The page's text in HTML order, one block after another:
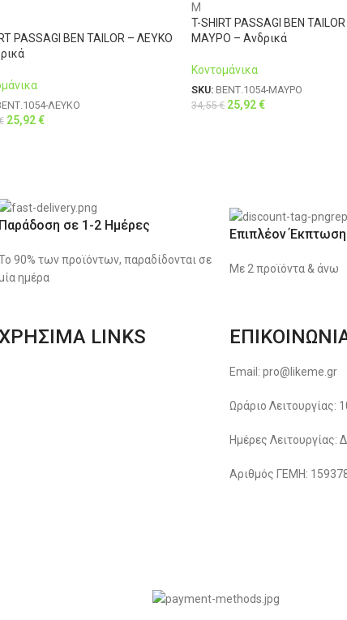
PASSAGI BEN TAILOR – ΛΕΥΚΟ
ΛΕΥΚΟ
25,92€
M
T-SHIRT PASSAGI BEN
ΜΑΥΡΟ – Ανδρικά
Κοντομάνικα
SKU: ΒΕΝΤ.1054-ΜΑΥΡΟ
34,55€ 25,92€
Παράδοση σε 1-2 Ημέρες
90% των προϊόντων, παραδίδονται σε
ημέρα
Επιπλέον Έκπτωση
Με 2 προϊόντα & άνω
LINKS
Email: pro@likeme.gr
Ωράριο Λειτουργίας:
Ημέρες Λειτουργίας:
Αριθμός ΓΕΜΗ: